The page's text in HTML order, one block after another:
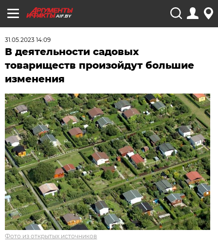
AIF.BY
31.05.2023 14:09
В деятельности садовых
товариществ произойдут большие
изменения
Фото из открытых источников